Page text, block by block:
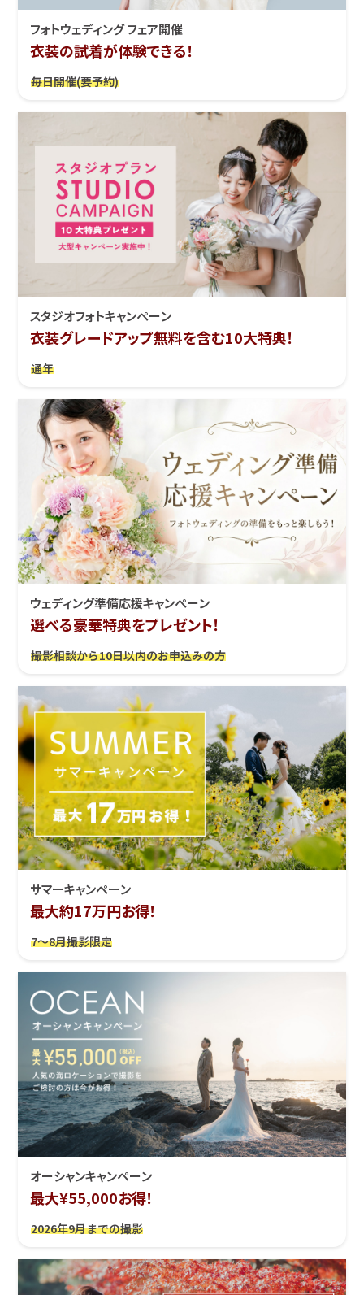
フォトウェディング フェア開催
衣装の試着が体験できる！
毎日開催(要予約)
スタジオフォトキャンペーン
衣装グレードアップ無料を含む10大特典！
通年
ウェディング準備応援キャンぺーン
選べる豪華特典をプレゼント！
撮影相談から10日以内のお申込みの方
サマーキャンペーン
最大約17万円お得！
7～8月撮影限定
オーシャンキャンペーン
最大¥55,000お得！
2026年9月までの撮影